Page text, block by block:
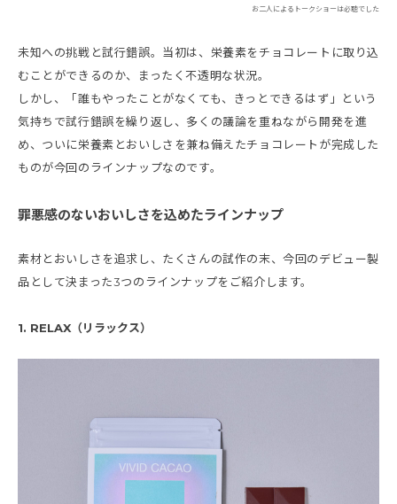
お二人によるトークショーは必聴でした
未知への挑戦と試行錯誤。当初は、栄養素をチョコレートに取り込
むことができるのか、まったく不透明な状況。
しかし、「誰もやったことがなくても、きっとできるはず」という
気持ちで試行錯誤を繰り返し、多くの議論を重ねながら開発を進
め、ついに栄養素とおいしさを兼ね備えたチョコレートが完成した
ものが今回のラインナップなのです。
罪悪感のないおいしさを込めたラインナップ
素材とおいしさを追求し、たくさんの試作の末、今回のデビュー製
品として決まった3つのラインナップをご紹介します。
1. RELAX（リラックス）